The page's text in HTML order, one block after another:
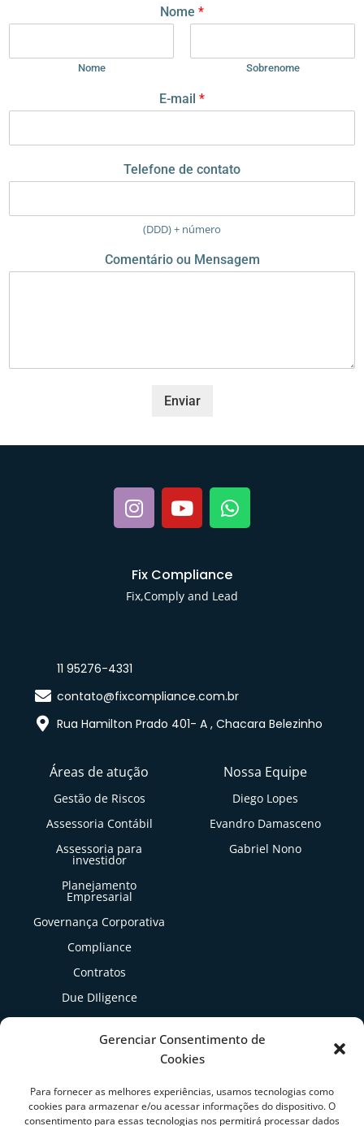
Gerenciar Consentimento de
Cookies
Para fornecer as melhores experiências, usamos tecnologias como
cookies para armazenar e/ou acessar informações do dispositivo. O
consentimento para essas tecnologias nos permitirá processar dados
Nome *
Nome Sobrenome
M
e
g
T
e
l
e
e
s
e
E-mail *
Telefone de contato
(DDD) + número
Comentário ou Mensagem
Enviar
Fix Compliance
Fix,Comply and Lead
11 95276-4331
contato@fixcompliance.com.br
Rua Hamilton Prado 401- A , Chacara Belezinho
Áreas de atução
Gestão de Riscos
Assessoria Contábil
Assessoria para
investidor
Planejamento
Empresarial
Governança Corporativa
Compliance
Contratos
Due DIligence
Nossa Equipe
Diego Lopes
Evandro Damasceno
Gabriel Nono
Artigos